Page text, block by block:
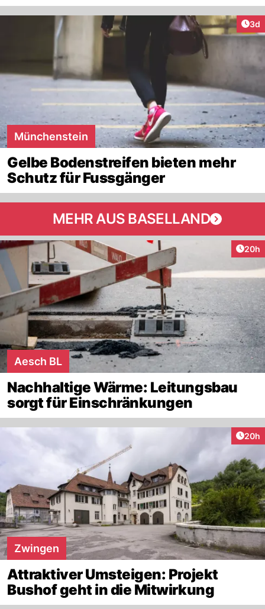
3d
Münchenstein
Gelbe Bodenstreifen bieten mehr
Schutz für Fussgänger
MEHR AUS BASELLAND
20h
Aesch BL
Nachhaltige Wärme: Leitungsbau
sorgt für Einschränkungen
20h
Zwingen
Attraktiver Umsteigen: Projekt
Bushof geht in die Mitwirkung